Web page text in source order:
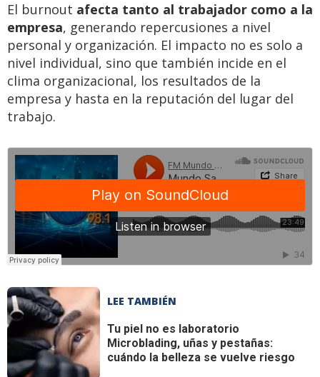
El burnout afecta tanto al trabajador como a la
empresa, generando repercusiones a nivel
personal y organización. El impacto no es solo a
nivel individual, sino que también incide en el
clima organizacional, los resultados de la
empresa y hasta en la reputación del lugar del
trabajo.
LEE TAMBIÉN
Tu piel no es laboratorio
Microblading, uñas y pestañas:
cuándo la belleza se vuelve riesgo